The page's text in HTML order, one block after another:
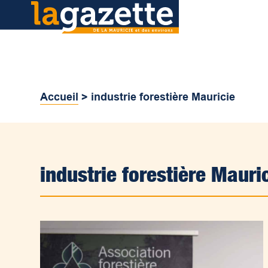
Accueil > industrie forestière Mauricie
industrie forestière